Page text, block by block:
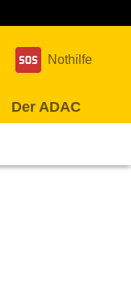
Nothilfe
Der ADAC